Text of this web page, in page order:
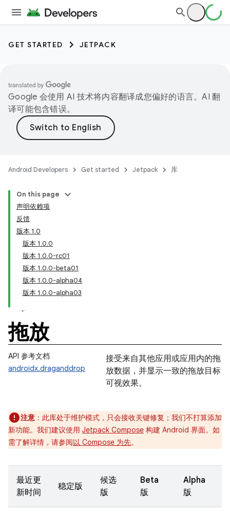
GET STARTED JETPACK
Google 会使用 AI 技术将内容翻译成您偏好的语言。AI 翻
译可能包含错误。
Android Developers Get started Jetpack 库
On this page
声明依赖项
反馈
版本 1.0
版本 1.0.0
版本 1.0.0-rc01
版本 1.0.0-beta01
版本 1.0.0-alpha04
版本 1.0.0-alpha03
拖放
API 参考文档
androidx.draganddrop
接受来自其他应用或应用内的拖
放数据，并显示一致的拖放目标
可视效果。
注意 ：此库处于维护模式，只会接收关键修复；我们不打算添加
新功能。我们建议使用 Jetpack Compose 构建 Android 界面。如
需了解详情，请参阅以 Compose 为先。
最近更
新时间
稳定版
候选
版
Beta
版
Alpha
版